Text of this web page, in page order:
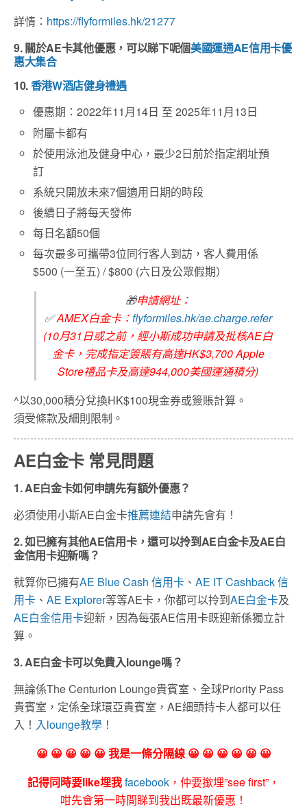
詳情： https://flyformiles.hk/21277
9. 關於AE卡其他優惠，可以睇下呢個美國運通AE信用卡優
惠大集合
10.香港W酒店健身禮遇
優惠期：2022年11月14日 至 2025年11月13日
附屬卡都有
於使用泳池及健身中心，最少2日前於指定網址預
訂
系統只開放未來7個適用日期的時段
後續日子將每天發佈
每日名額50個
每次最多可攜帶3位同行客人到訪，客人費用係
$500 (一至五) / $800 (六日及公眾假期）
🎁申請網址：
✅AMEX白金卡：flyformiles.hk/ae.charge.refer
(10月31日或之前，經小斯成功申請及批核AE白
金卡，完成指定簽賬有高達HK$3,700 Apple
Store禮品卡及高達944,000美國運通積分)
^以30,000積分兌換HK$100現金券或簽賬計算。
須受條款及細則限制。
AE白金卡 常見問題
1. AE白金卡如何申請先有額外優惠？
必須使用小斯AE白金卡推薦連結申請先會有！
2. 如已擁有其他AE信用卡，還可以拎到AE白金卡及AE白
金信用卡迎新嗎？
就算你已擁有AE Blue Cash 信用卡 、 AE IT Cashback 信
用卡 、 AE Explorer等等AE卡，你都可以拎到AE白金卡及
AE白金信用卡迎新，因為每張AE信用卡既迎新係獨立計
算。
3. AE白金卡可以免費入lounge嗎？
無論係The Centurion Lounge貴賓室、全球Priority Pass
貴賓室，定係全球環亞貴賓室，AE細頭持卡人都可以任
入！ 入lounge教學 ！
😀 😀 😀 😀 😀 我是一條分隔線 😀 😀 😀 😀 😀 😀
記得同時要like埋我facebook ，仲要撳埋”see first”，
咁先會第一時間睇到我出既最新優惠！